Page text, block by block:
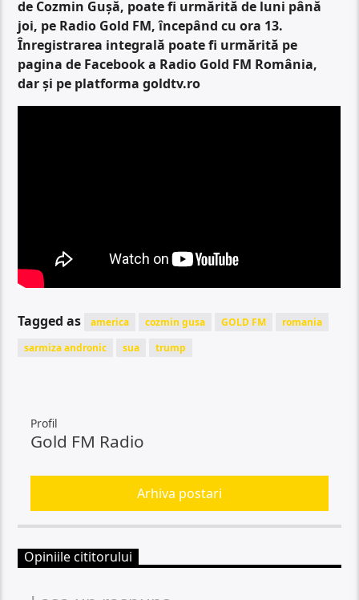
de Cozmin Gușă, poate fi urmărită de luni până
joi, pe Radio Gold FM, începând cu ora 13.
Înregistrarea integrală poate fi urmărită pe
pagina de Facebook a Radio Gold FM România,
dar și pe platforma goldtv.ro
Tagged as america cozmin gusa GOLD FM
romania
sarmiza andronic
sua trump
Profil
Gold FM Radio
Arhiva postari
Opiniile cititorului